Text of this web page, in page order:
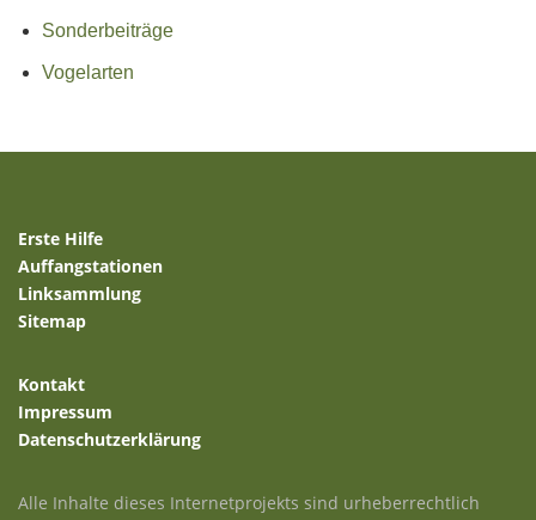
Sonderbeiträge
Vogelarten
Erste Hilfe
Auffangstationen
Linksammlung
Sitemap
Kontakt
Impressum
Datenschutzerklärung
Alle Inhalte dieses Internetprojekts sind urheberrechtlich